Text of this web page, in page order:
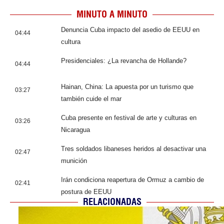
MINUTO A MINUTO
04:44
Denuncia Cuba impacto del asedio de EEUU en
cultura
04:44 Presidenciales: ¿La revancha de Hollande?
03:27
Hainan, China: La apuesta por un turismo que
también cuide el mar
03:26
Cuba presente en festival de arte y culturas en
Nicaragua
02:47
Tres soldados libaneses heridos al desactivar una
munición
02:41
Irán condiciona reapertura de Ormuz a cambio de
postura de EEUU
RELACIONADAS